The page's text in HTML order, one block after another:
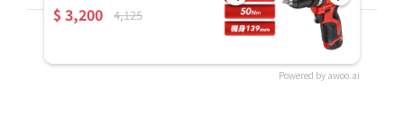
Powered by awoo.ai